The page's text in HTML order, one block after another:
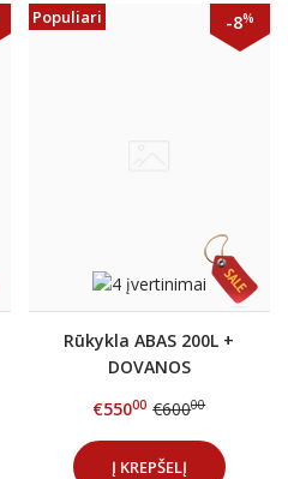
Populiari -8%
Rūkykla ABAS 200L +
DOVANOS
€55000 €60000
Į KREPŠELĮ